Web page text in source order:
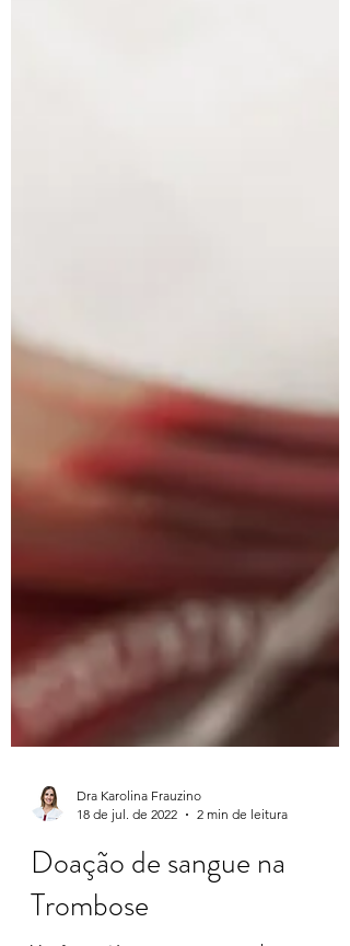
Dra Karolina Frauzino
18 de jul. de 2022
2 min de leitura
Doação de sangue na